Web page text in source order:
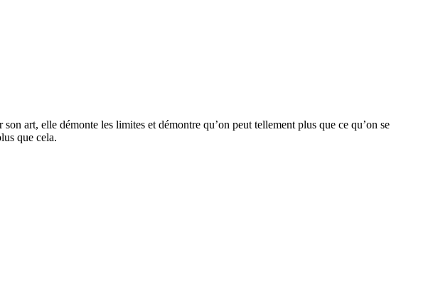
art, elle démonte les limites et démontre qu’on peut tellement plus que ce qu’on se
que cela.